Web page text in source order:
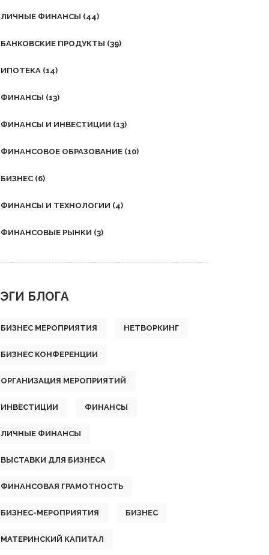
ЛИЧНЫЕ ФИНАНСЫ (44)
БАНКОВСКИЕ ПРОДУКТЫ (39)
ИПОТЕКА (14)
ФИНАНСЫ (13)
ФИНАНСЫ И ИНВЕСТИЦИИ (13)
ФИНАНСОВОЕ ОБРАЗОВАНИЕ (10)
БИЗНЕС (6)
ФИНАНСЫ И ТЕХНОЛОГИИ (4)
ФИНАНСОВЫЕ РЫНКИ (3)
БЛОГА
БИЗНЕС МЕРОПРИЯТИЯ НЕТВОРКИНГ
БИЗНЕС КОНФЕРЕНЦИИ
ОРГАНИЗАЦИЯ МЕРОПРИЯТИЙ
ИНВЕСТИЦИИ ФИНАНСЫ
ЛИЧНЫЕ ФИНАНСЫ
ВЫСТАВКИ ДЛЯ БИЗНЕСА
ФИНАНСОВАЯ ГРАМОТНОСТЬ
БИЗНЕС-МЕРОПРИЯТИЯ БИЗНЕС
МАТЕРИНСКИЙ КАПИТАЛ